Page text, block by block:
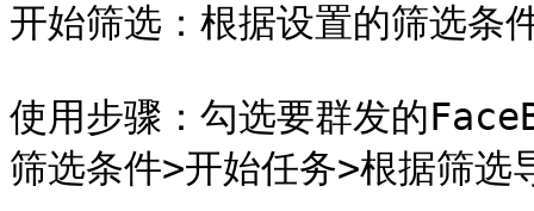
开始筛选：根据设置的筛选条
使用步骤：勾选要群发的
筛选条件>开始任务>根据筛选